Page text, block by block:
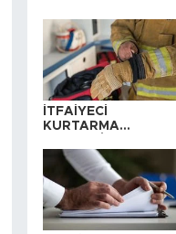
İTFAİYECİ
KURTARMA
ALINACAKTIR